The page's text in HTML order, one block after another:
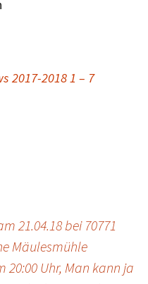
2017-2018 1 – 7
21.04.18 bei 70771
Mäulesmühle
20:00 Uhr, Man kann ja